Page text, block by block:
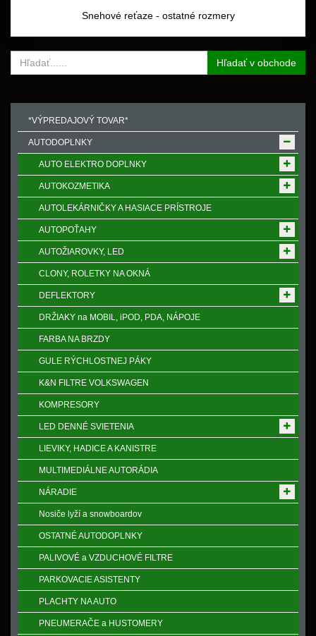
Snehové reťaze - ostatné rozmery
Hľadať v obchode
*VÝPREDAJOVÝ TOVAR*
AUTODOPLNKY
AUTO ELEKTRO DOPLNKY
AUTOKOZMETIKA
AUTOLEKÁRNIČKY A HASIACE PRÍSTROJE
AUTOPOŤAHY
AUTOŽIAROVKY, LED
CLONY, ROLETKY NA OKNÁ
DEFLEKTORY
DRŽIAKY na MOBIL, iPOD, PDA, NÁPOJE
FARBA NA BRZDY
GULE RÝCHLOSTNEJ PÁKY
K&N FILTRE VOLKSWAGEN
KOMPRESORY
LED DENNÉ SVIETENIA
LIEVIKY, HADICE A KANISTRE
MULTIMEDIÁLNE AUTORÁDIA
NÁRADIE
Nosiče lyží a snowboardov
OSTATNÉ AUTODOPLNKY
PALIVOVÉ a VZDUCHOVÉ FILTRE
PARKOVACIE ASISTENTY
PLACHTY NA AUTO
PNEUMERAČE a HUSTOMERY